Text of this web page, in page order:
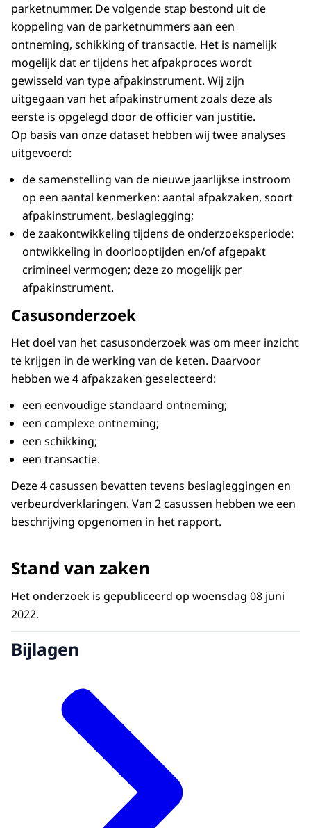
parketnummer. De volgende stap bestond uit de
koppeling van de parketnummers aan een
ontneming, schikking of transactie. Het is namelijk
mogelijk dat er tijdens het afpakproces wordt
gewisseld van type afpakinstrument. Wij zijn
uitgegaan van het afpakinstrument zoals deze als
eerste is opgelegd door de officier van justitie.
Op basis van onze dataset hebben wij twee analyses
uitgevoerd:
de samenstelling van de nieuwe jaarlijkse instroom
op een aantal kenmerken: aantal afpakzaken, soort
afpakinstrument, beslaglegging;
de zaakontwikkeling tijdens de onderzoeksperiode:
ontwikkeling in doorlooptijden en/of afgepakt
crimineel vermogen; deze zo mogelijk per
afpakinstrument.
Casusonderzoek
Het doel van het casusonderzoek was om meer inzicht
te krijgen in de werking van de keten. Daarvoor
hebben we 4 afpakzaken geselecteerd:
een eenvoudige standaard ontneming;
een complexe ontneming;
een schikking;
een transactie.
Deze 4 casussen bevatten tevens beslagleggingen en
verbeurdverklaringen. Van 2 casussen hebben we een
beschrijving opgenomen in het rapport.
Stand van zaken
Het onderzoek is gepubliceerd op woensdag 08 juni
2022.
Bijlagen